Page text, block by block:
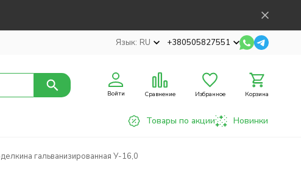
Язык: RU +380505827551
Войти Сравнение Избранное Корзина
Товары по акции Новинки
гальванизированная У-16,0